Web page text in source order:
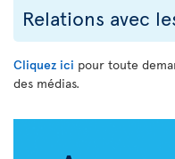
Relations avec
Cliquez ici pour toute
des médias.